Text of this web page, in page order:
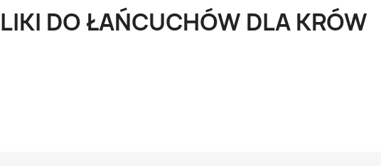
DO ŁAŃCUCHÓW DLA KRÓW